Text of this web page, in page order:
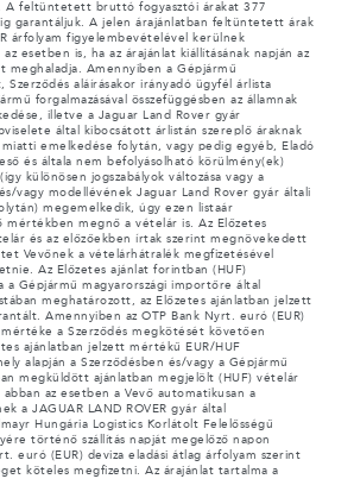
A feltüntetett bruttó fogyasztói árakat 377
garantáljuk. A jelen árajánlatban feltüntetett árak
árfolyam figyelembevételével kerülnek
esetben is, ha az árajánlat kiállításának napján az
meghaladja. Amennyiben a Gépjármű
Szerződés aláírásakor irányadó ügyfél árlista
forgalmazásával összefüggésben az államnak
illetve a Jaguar Land Rover gyár
által kibocsátott árlistán szereplő áraknak
miatti emelkedése folytán, vagy pedig egyéb, Eladó
és általa nem befolyásolható körülmény(ek)
különösen jogszabályok változása vagy a
vagy modellévének Jaguar Land Rover gyár általi
megemelkedik, úgy ezen listaár
mértékben megnő a vételár is. Az Előzetes
és az előzőekben írtak szerint megnövekedett
Vevőnek a vételárhátralék megfizetésével
Az Előzetes ajánlat forintban (HUF)
Gépjármű magyarországi importőre által
meghatározott, az Előzetes ajánlatban jelzett
Amennyiben az OTP Bank Nyrt. euró (EUR)
mértéke a Szerződés megkötését követően
ajánlatban jelzett mértékű EUR/HUF
alapján a Szerződésben és/vagy a Gépjármű
megküldött ajánlatban megjelölt (HUF) vételár
az esetben a Vevő automatikusan a
a JAGUAR LAND ROVER gyár által
Hungária Logistics Korlátolt Felelősségű
történő szállítás napját megelőző napon
euró (EUR) deviza eladási átlag árfolyam szerint
köteles megfizetni. Az árajánlat tartalma a